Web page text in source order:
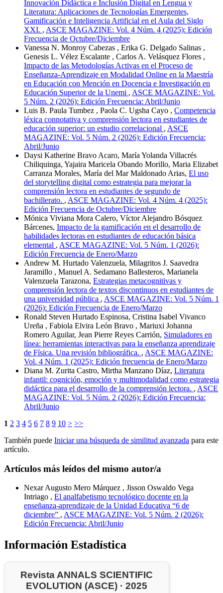
Innovación Didáctica e Inclusión Digital en Lengua y
Literatura: Aplicaciones de Tecnologías Emergentes,
Gamificación e Inteligencia Artificial en el Aula del Siglo
XXI. , ASCE MAGAZINE: Vol. 4 Núm. 4 (2025): Edición
Frecuencia de Octubre/Diciembre
Vanessa N. Monroy Cabezas , Erika G. Delgado Salinas ,
Genesis L. Vélez Escalante , Carlos A. Velásquez Flores ,
Impacto de las Metodologías Activas en el Proceso de
Enseñanza-Aprendizaje en Modalidad Online en la Maestría
en Educación con Mención en Docencia e Investigación en
Educación Superior de la Unemi , ASCE MAGAZINE: Vol.
5 Núm. 2 (2026): Edición Frecuencia: Abril/Junio
Luis B. Paula Tumbez , Paola C. Ugsha Cayo , Competencia
léxica connotativa y comprensión lectora en estudiantes de
educación superior: un estudio correlacional , ASCE
MAGAZINE: Vol. 5 Núm. 2 (2026): Edición Frecuencia:
Abril/Junio
Daysi Katherine Bravo Acaro, María Yolanda Villacrés
Chiliquinga, Yajaira Maricela Obando Morillo, Maria Elizabet
Carranza Morales, María del Mar Maldonado Arias, El uso
del storytelling digital como estrategia para mejorar la
comprensión lectora en estudiantes de segundo de
bachillerato. , ASCE MAGAZINE: Vol. 4 Núm. 4 (2025):
Edición Frecuencia de Octubre/Diciembre
Mónica Viviana Mora Calero, Víctor Alejandro Bósquez
Bárcenes, Impacto de la gamificación en el desarrollo de
habilidades lectoras en estudiantes de educación básica
elemental , ASCE MAGAZINE: Vol. 5 Núm. 1 (2026):
Edición Frecuencia de Enero/Marzo
Andrew M. Hurtado Valenzuela, Milagritos J. Saavedra
Jaramillo , Manuel A. Sedamano Ballesteros, Marianela
Valenzuela Tarazona, Estrategias metacognitivas y
comprensión lectora de textos discontinuos en estudiantes de
una universidad pública , ASCE MAGAZINE: Vol. 5 Núm. 1
(2026): Edición Frecuencia de Enero/Marzo
Ronald Steven Hurtado Espinosa, Cristina Isabel Vivanco
Ureña , Fabiola Elvira León Bravo , Mariuxi Johanna
Romero Aguilar, Jean Pierre Reyes Carrión, Simuladores en
línea: herramientas interactivas para la enseñanza aprendizaje
de Física. Una revisión bibliográfica. , ASCE MAGAZINE:
Vol. 4 Núm. 1 (2025): Edición frecuencia de Enero/Marzo
Diana M. Zurita Castro, Mirtha Manzano Díaz, Literatura
infantil: cognición, emoción y multimodalidad como estrategia
didáctica para el desarrollo de la comprensión lectora. , ASCE
MAGAZINE: Vol. 5 Núm. 2 (2026): Edición Frecuencia:
Abril/Junio
1 2 3 4 5 6 7 8 9 10 > >>
También puede Iniciar una búsqueda de similitud avanzada para este
artículo.
Artículos más leídos del mismo autor/a
Nexar Augusto Mero Márquez , Jisson Oswaldo Vega
Intriago , El analfabetismo tecnológico docente en la
enseñanza-aprendizaje de la Unidad Educativa “6 de
diciembre” , ASCE MAGAZINE: Vol. 5 Núm. 2 (2026):
Edición Frecuencia: Abril/Junio
Información Estadística
Revista ANNALS SCIENTIFIC
EVOLUTION (ASCE) · 2025